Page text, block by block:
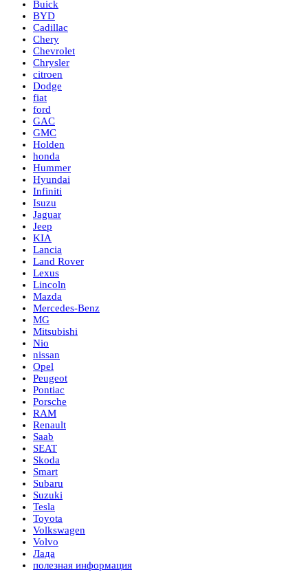
Buick
BYD
Cadillac
Chery
Chevrolet
Chrysler
citroen
Dodge
fiat
ford
GAC
GMC
Holden
honda
Hummer
Hyundai
Infiniti
Isuzu
Jaguar
Jeep
KIA
Lancia
Land Rover
Lexus
Lincoln
Mazda
Mercedes-Benz
MG
Mitsubishi
Nio
nissan
Opel
Peugeot
Pontiac
Porsche
RAM
Renault
Saab
SEAT
Skoda
Smart
Subaru
Suzuki
Tesla
Toyota
Volkswagen
Volvo
Лада
полезная информация